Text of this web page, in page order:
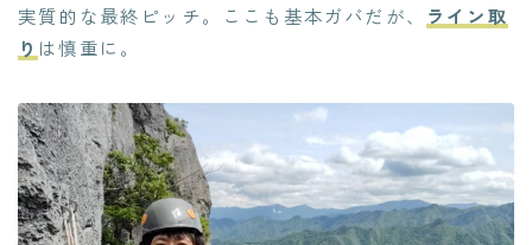
実質的な最終ピッチ。ここも基本ガバだが、 ライン取
り は慎重に。